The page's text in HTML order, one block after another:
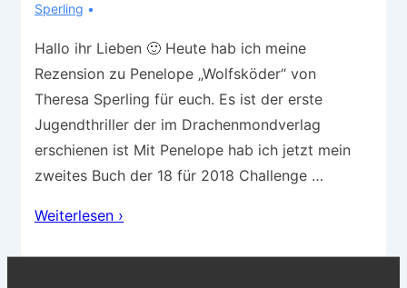
Sperling
Hallo ihr Lieben 🙂 Heute hab ich meine
Rezension zu Penelope „Wolfsköder“ von
Theresa Sperling für euch. Es ist der erste
Jugendthriller der im Drachenmondverlag
erschienen ist Mit Penelope hab ich jetzt mein
zweites Buch der 18 für 2018 Challenge …
Rezension
Weiterlesen ›